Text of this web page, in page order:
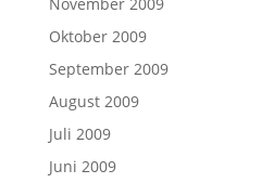
Oktober 2009
September 2009
August 2009
Juli 2009
Juni 2009